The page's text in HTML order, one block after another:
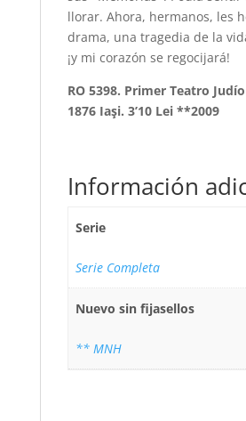
llorar. Ahora, hermanos, les
drama, una tragedia de la
¡y mi corazón se regocijará!
RO 5398. Primer Teatro
1876 Iaşi. 3’10 Lei **2009
Información
Serie
Serie Completa
Nuevo sin fijasellos
** MNH